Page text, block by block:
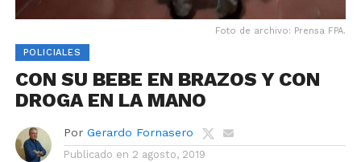
Foto de archivo: Prensa FPA.
POLICIALES
CON SU BEBE EN BRAZOS Y CON
DROGA EN LA MANO
Por Gerardo Fornasero
Publicado en 2 agosto, 2019